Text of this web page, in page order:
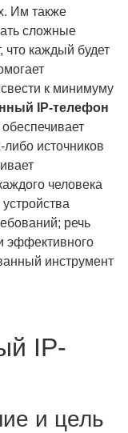
Им также
сложные
что каждый будет
к минимуму
IP-телефон
либо источников
человека
речь
эффективного
инструмент
IP-
и цель